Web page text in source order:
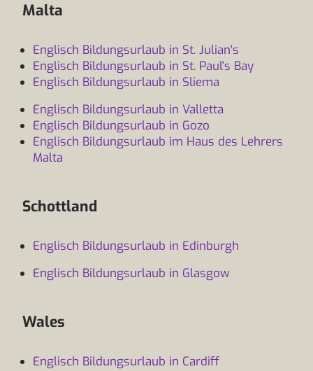
Malta
Englisch Bildungsurlaub in St. Julian's
Englisch Bildungsurlaub in St. Paul's Bay
Englisch Bildungsurlaub in Sliema
Englisch Bildungsurlaub in Valletta
Englisch Bildungsurlaub in Gozo
Englisch Bildungsurlaub im Haus des Lehrers
Malta
Schottland
Englisch Bildungsurlaub in Edinburgh
Englisch Bildungsurlaub in Glasgow
Wales
Englisch Bildungsurlaub in Cardiff